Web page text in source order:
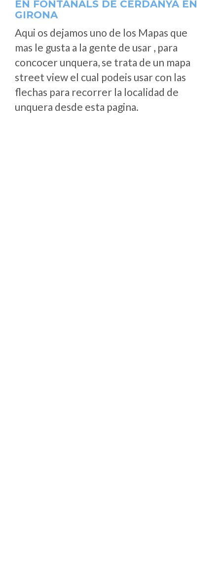
EN FONTANALS DE CERDANYA EN
GIRONA
Aqui os dejamos uno de los Mapas que
mas le gusta a la gente de usar , para
concocer unquera, se trata de un mapa
street view el cual podeis usar con las
flechas para recorrer la localidad de
unquera desde esta pagina.